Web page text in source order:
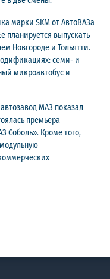
марки SKM от АвтоВАЗа
планируется выпускать
Новгороде и Тольятти.
семи- и
микроавтобус и
МАЗ показал
премьера
Соболь». Кроме того,